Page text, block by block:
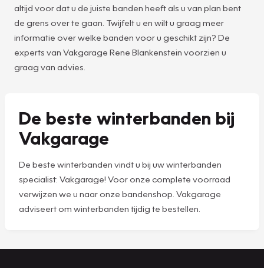
altijd voor dat u de juiste banden heeft als u van plan bent
de grens over te gaan. Twijfelt u en wilt u graag meer
informatie over welke banden voor u geschikt zijn? De
experts van Vakgarage Rene Blankenstein voorzien u
graag van advies.
De beste winterbanden bij
Vakgarage
De beste winterbanden vindt u bij uw winterbanden
specialist: Vakgarage! Voor onze complete voorraad
verwijzen we u naar onze bandenshop. Vakgarage
adviseert om winterbanden tijdig te bestellen.